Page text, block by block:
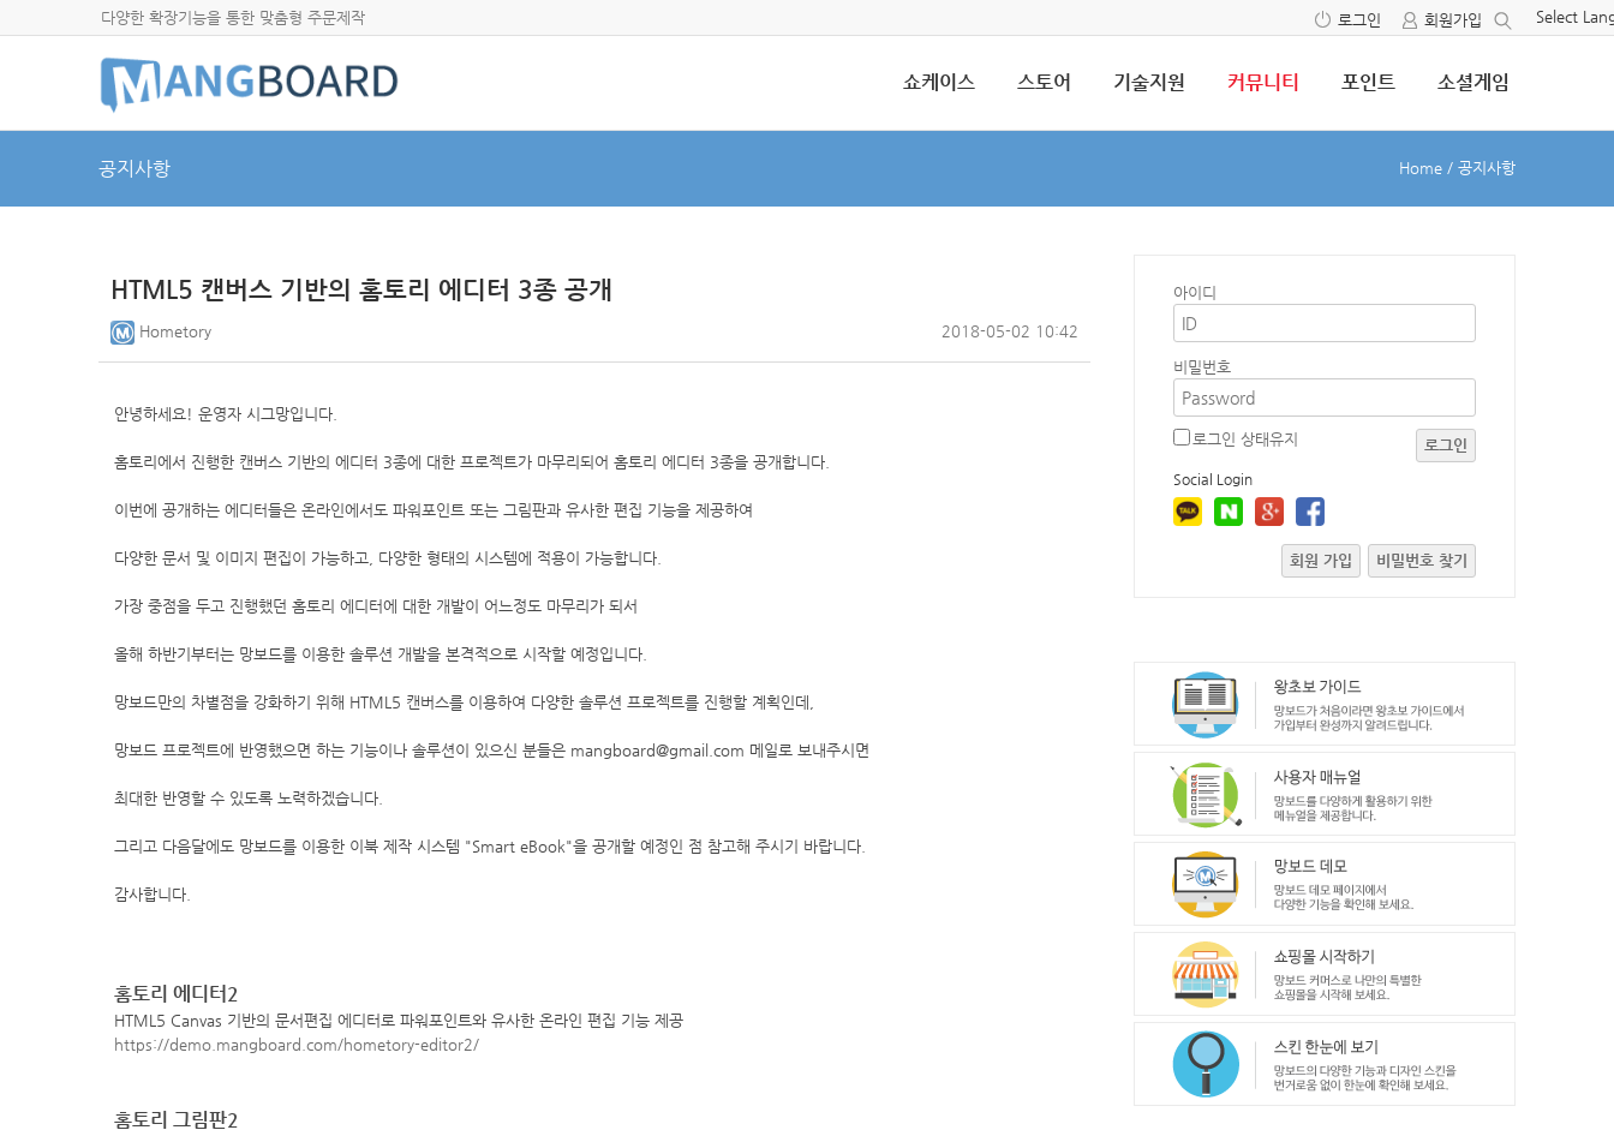
다양한 확장기능을 통한 맞춤형 주문제작 Select
로그인 회원가입
쇼케이스 스토어 기술지원 커뮤니티 포인트 소셜게임
공지사항 Home / 공지사항
HTML5 캔버스 기반의 홈토리 에디터 3종 공개
Hometory 2018-05-02 10:42
안녕하세요! 운영자 시그망입니다.
홈토리에서 진행한 캔버스 기반의 에디터 3종에 대한 프로젝트가 마무리되어 홈토리 에디터 3종을 공개합니다.
이번에 공개하는 에디터들은 온라인에서도 파워포인트 또는 그림판과 유사한 편집 기능을 제공하여
다양한 문서 및 이미지 편집이 가능하고, 다양한 형태의 시스템에 적용이 가능합니다.
가장 중점을 두고 진행했던 홈토리 에디터에 대한 개발이 어느정도 마무리가 되서
올해 하반기부터는 망보드를 이용한 솔루션 개발을 본격적으로 시작할 예정입니다.
망보드만의 차별점을 강화하기 위해 HTML5 캔버스를 이용하여 다양한 솔루션 프로젝트를 진행할 계획인데,
망보드 프로젝트에 반영했으면 하는 기능이나 솔루션이 있으신 분들은 mangboard@gmail.com 메일로 보내주시면
최대한 반영할 수 있도록 노력하겠습니다.
그리고 다음달에도 망보드를 이용한 이북 제작 시스템 "Smart eBook"을 공개할 예정인 점 참고해 주시기 바랍니다.
감사합니다.
홈토리 에디터2
HTML5 Canvas 기반의 문서편집 에디터로 파워포인트와 유사한 온라인 편집 기능 제공
https://demo.mangboard.com/hometory-editor2/
홈토리 그림판2
아이디
비밀번호
로그인 상태유지 로그인
Social Login
회원 가입 비밀번호 찾기